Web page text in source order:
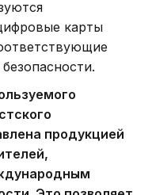
карты
продукцией